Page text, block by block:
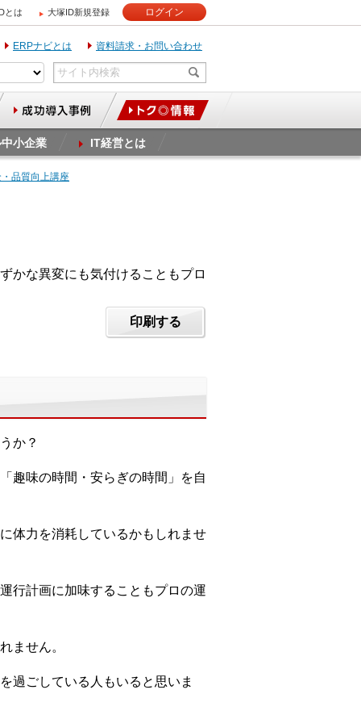
とは 大塚ID新規登録 ログイン
ERPナビとは 資料請求・お問い合わせ
小企業 IT経営とは
品質向上講座
かな異変にも気付けることもプロ
印刷する
か？
趣味の時間・安らぎの時間」を自
体力を消耗しているかもしれませ
行計画に加味することもプロの運
ません。
過ごしている人もいると思いま